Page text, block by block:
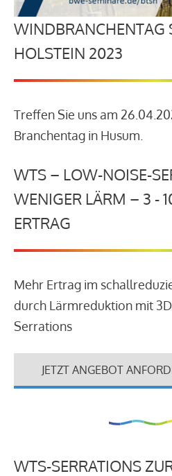
WINDBRANCHENTAG
HOLSTEIN 2023
Treffen Sie uns am
Branchentag in Husum.
WTS – LOW-NOISE-
WENIGER LÄRM – 3 -
ERTRAG
Mehr Ertrag im
durch Lärmreduktion mit
Serrations
JETZT ANGEBOT
WTS-SERRATIONS